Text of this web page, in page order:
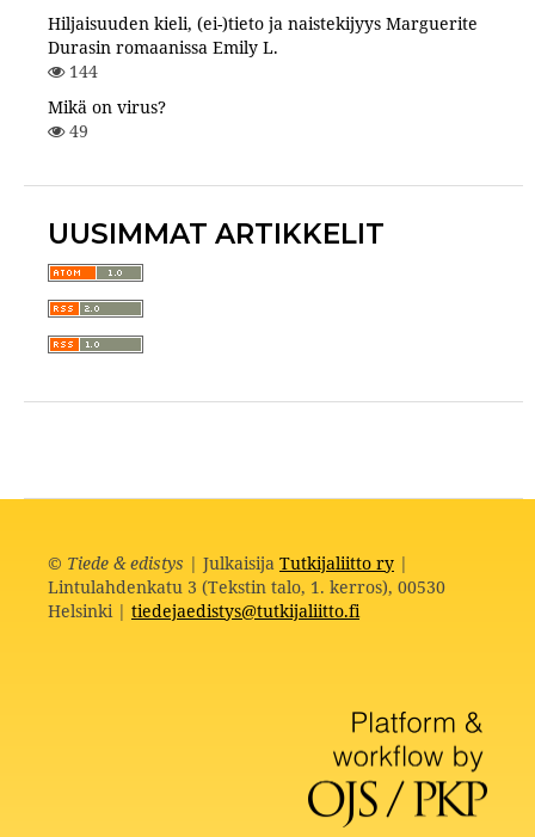
Hiljaisuuden kieli, (ei-)tieto ja naistekijyys Marguerite
Durasin romaanissa Emily L.
144
Mikä on virus?
49
UUSIMMAT ARTIKKELIT
© Tiede & edistys | Julkaisija Tutkijaliitto ry|
Lintulahdenkatu 3 (Tekstin talo, 1. kerros), 00530
Helsinki | tiedejaedistys@tutkijaliitto.fi